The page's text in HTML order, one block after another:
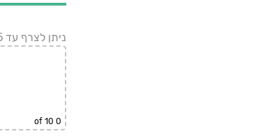
ניתן לצרף עד 25 קבצים )PDF, WORD, JPG, PNG).עד 5MB כל אחד.
0